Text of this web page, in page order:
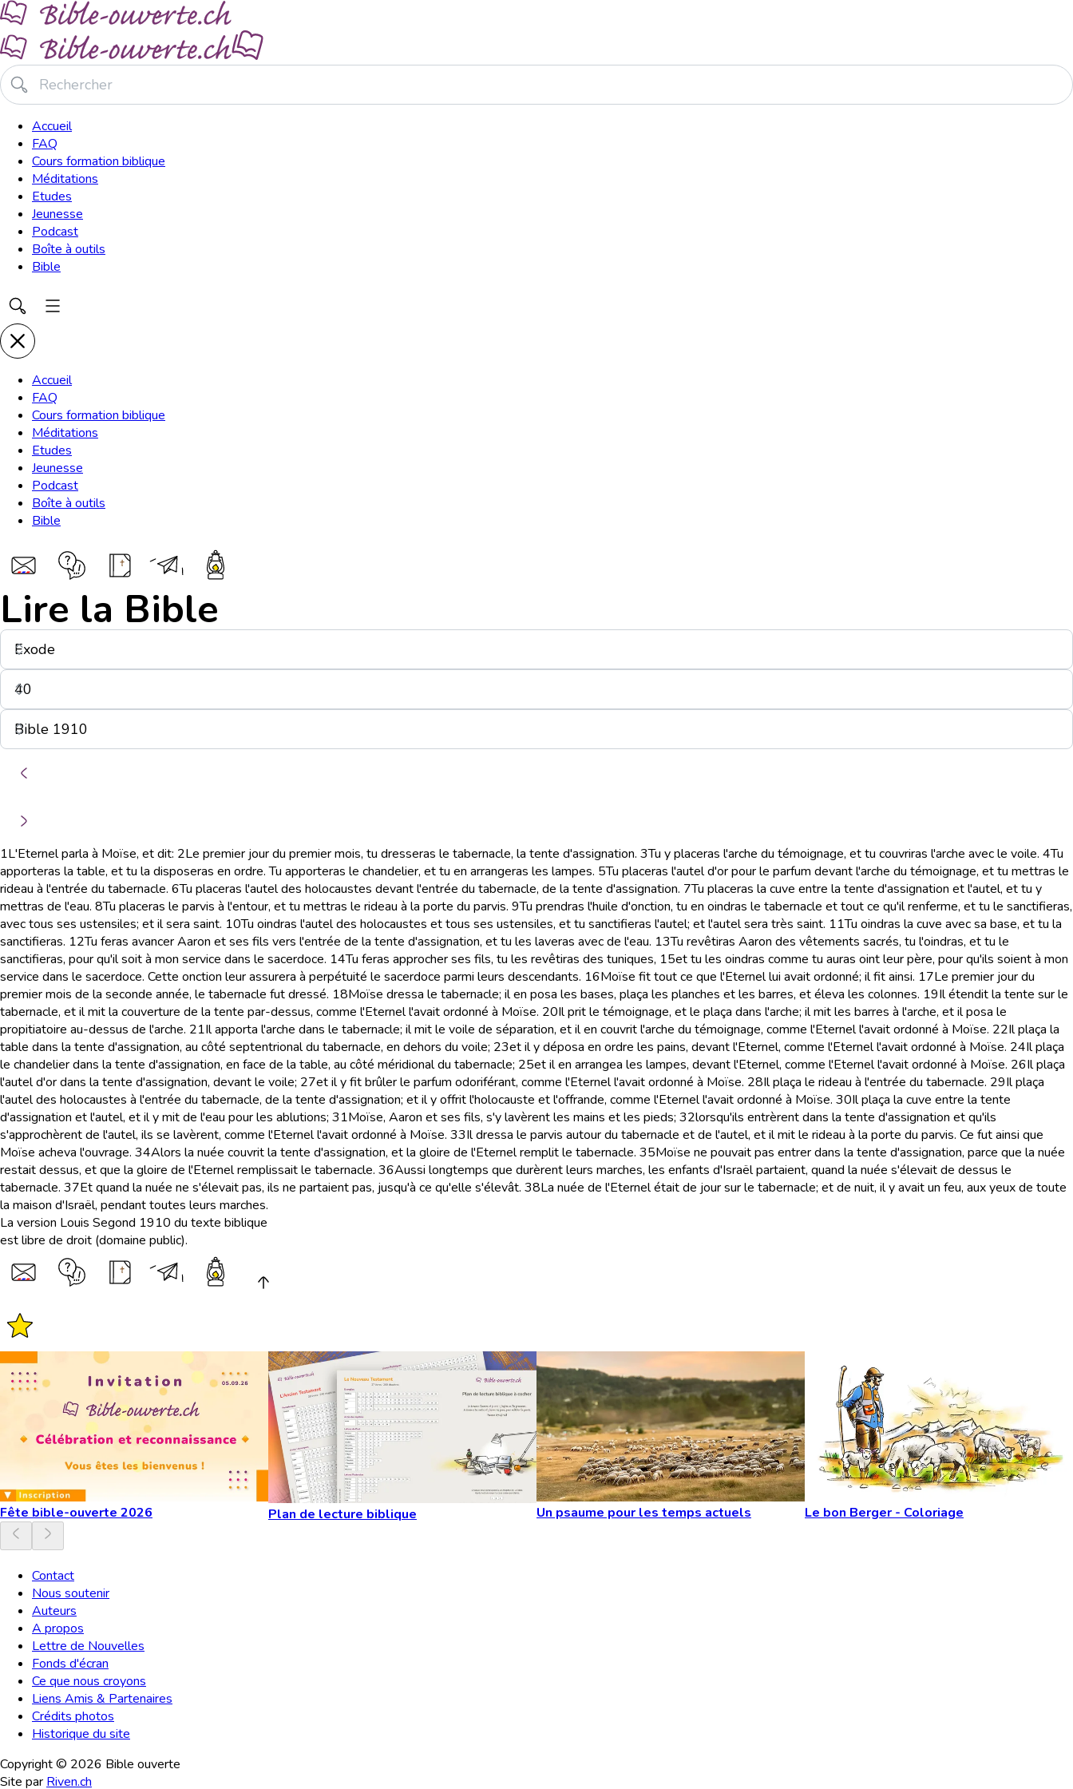
Accueil
FAQ
Cours formation biblique
Méditations
Etudes
Jeunesse
Podcast
Boîte à outils
Bible
Accueil
FAQ
Cours formation biblique
Méditations
Etudes
Jeunesse
Podcast
Boîte à outils
Bible
Lire la Bible
1L'Eternel parla à Moïse, et dit: 2Le premier jour du premier mois, tu dresseras le tabernacle, la tente d'assignation. 3Tu y placeras l'arche du témoignage, et tu couvriras l'arche avec le voile. 4Tu
apporteras la table, et tu la disposeras en ordre. Tu apporteras le chandelier, et tu en arrangeras les lampes. 5Tu placeras l'autel d'or pour le parfum devant l'arche du témoignage, et tu mettras le
rideau à l'entrée du tabernacle. 6Tu placeras l'autel des holocaustes devant l'entrée du tabernacle, de la tente d'assignation. 7Tu placeras la cuve entre la tente d'assignation et l'autel, et tu y
mettras de l'eau. 8Tu placeras le parvis à l'entour, et tu mettras le rideau à la porte du parvis. 9Tu prendras l'huile d'onction, tu en oindras le tabernacle et tout ce qu'il renferme, et tu le sanctifieras,
avec tous ses ustensiles; et il sera saint. 10Tu oindras l'autel des holocaustes et tous ses ustensiles, et tu sanctifieras l'autel; et l'autel sera très saint. 11Tu oindras la cuve avec sa base, et tu la
sanctifieras. 12Tu feras avancer Aaron et ses fils vers l'entrée de la tente d'assignation, et tu les laveras avec de l'eau. 13Tu revêtiras Aaron des vêtements sacrés, tu l'oindras, et tu le
sanctifieras, pour qu'il soit à mon service dans le sacerdoce. 14Tu feras approcher ses fils, tu les revêtiras des tuniques, 15et tu les oindras comme tu auras oint leur père, pour qu'ils soient à mon
service dans le sacerdoce. Cette onction leur assurera à perpétuité le sacerdoce parmi leurs descendants. 16Moïse fit tout ce que l'Eternel lui avait ordonné; il fit ainsi. 17Le premier jour du
premier mois de la seconde année, le tabernacle fut dressé. 18Moïse dressa le tabernacle; il en posa les bases, plaça les planches et les barres, et éleva les colonnes. 19Il étendit la tente sur le
tabernacle, et il mit la couverture de la tente par-dessus, comme l'Eternel l'avait ordonné à Moïse. 20Il prit le témoignage, et le plaça dans l'arche; il mit les barres à l'arche, et il posa le
propitiatoire au-dessus de l'arche. 21Il apporta l'arche dans le tabernacle; il mit le voile de séparation, et il en couvrit l'arche du témoignage, comme l'Eternel l'avait ordonné à Moïse. 22Il plaça la
table dans la tente d'assignation, au côté septentrional du tabernacle, en dehors du voile; 23et il y déposa en ordre les pains, devant l'Eternel, comme l'Eternel l'avait ordonné à Moïse. 24Il plaça
le chandelier dans la tente d'assignation, en face de la table, au côté méridional du tabernacle; 25et il en arrangea les lampes, devant l'Eternel, comme l'Eternel l'avait ordonné à Moïse. 26Il plaça
l'autel d'or dans la tente d'assignation, devant le voile; 27et il y fit brûler le parfum odoriférant, comme l'Eternel l'avait ordonné à Moïse. 28Il plaça le rideau à l'entrée du tabernacle. 29Il plaça
l'autel des holocaustes à l'entrée du tabernacle, de la tente d'assignation; et il y offrit l'holocauste et l'offrande, comme l'Eternel l'avait ordonné à Moïse. 30Il plaça la cuve entre la tente
d'assignation et l'autel, et il y mit de l'eau pour les ablutions; 31Moïse, Aaron et ses fils, s'y lavèrent les mains et les pieds; 32lorsqu'ils entrèrent dans la tente d'assignation et qu'ils
s'approchèrent de l'autel, ils se lavèrent, comme l'Eternel l'avait ordonné à Moïse. 33Il dressa le parvis autour du tabernacle et de l'autel, et il mit le rideau à la porte du parvis. Ce fut ainsi que
Moïse acheva l'ouvrage. 34Alors la nuée couvrit la tente d'assignation, et la gloire de l'Eternel remplit le tabernacle. 35Moïse ne pouvait pas entrer dans la tente d'assignation, parce que la nuée
restait dessus, et que la gloire de l'Eternel remplissait le tabernacle. 36Aussi longtemps que durèrent leurs marches, les enfants d'Israël partaient, quand la nuée s'élevait de dessus le
tabernacle. 37Et quand la nuée ne s'élevait pas, ils ne partaient pas, jusqu'à ce qu'elle s'élevât. 38La nuée de l'Eternel était de jour sur le tabernacle; et de nuit, il y avait un feu, aux yeux de toute
la maison d'Israël, pendant toutes leurs marches.
La version Louis Segond 1910 du texte biblique
est libre de droit (domaine public).
Fête bible-ouverte 2026 Plan de lecture biblique Un psaume pour les temps actuels Le bon Berger - Coloriage
Contact
Nous soutenir
Auteurs
A propos
Lettre de Nouvelles
Fonds d'écran
Ce que nous croyons
Liens Amis & Partenaires
Crédits photos
Historique du site
Copyright © 2026 Bible ouverte
Site par Riven.ch